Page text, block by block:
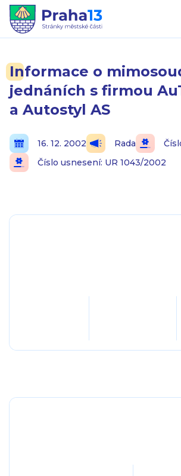
Informace o
jednáních s firmou
a Autostyl AS
16. 12. 2002 Rada
Číslo usnesení: UR 1043/2002